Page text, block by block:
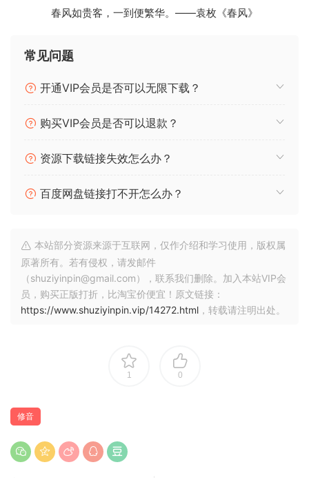
了在三种出色的音高映射算法之间切换之外，该插件还添加了
波器。在几秒钟内创建前所未闻的谐波处理！
音阶变换
阶内的最佳点，或者使用单个 MIDI 可控制参数将音阶变换自动
音的感知大小并使大音调变换听起来更自然。它的两个八度范
围可以覆盖从巨大的恶魔声音到过度活跃的花栗鼠的声音，
0.01 半音的分辨率可以提供顺滑的自动化。
共振峰变换器具有一项称为 FORMANT GAMMA 的独特功能，
生遥远的、有机的声音突变，为你的混音增添动感和异域感。
* 我们的版本比合法版本加载速度更快，占用的
春风如贵客，一到便繁华。——袁枚《春风》
常见问题
开通VIP会员是否可以无限下载？
购买VIP会员是否可以退款？
资源下载链接失效怎么办？
百度网盘链接打不开怎么办？
本站部分资源来源于互联网，仅作介绍和学习使用，版权属
原著所有。若有侵权，请发邮件
（shuziyinpin@gmail.com），联系我们删除。加入本站VIP会
员，购买正版打折，比淘宝价便宜！原文链接：
https://www.shuziyinpin.vip/14272.html ，转载请注明出处。
1 0
修音